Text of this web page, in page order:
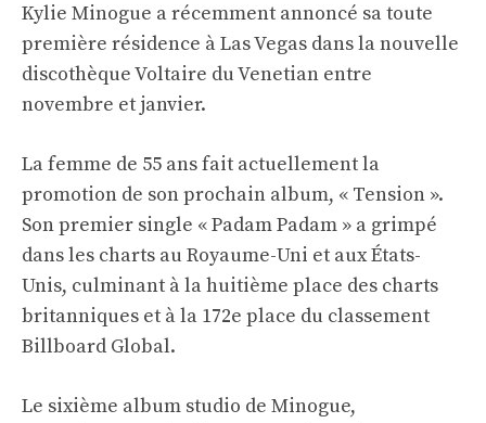
Kylie Minogue a récemment annoncé sa toute
première résidence à Las Vegas dans la nouvelle
discothèque Voltaire du Venetian entre
novembre et janvier.
La femme de 55 ans fait actuellement la
promotion de son prochain album, « Tension ».
Son premier single « Padam Padam » a grimpé
dans les charts au Royaume-Uni et aux États-
Unis, culminant à la huitième place des charts
britanniques et à la 172e place du classement
Billboard Global.
Le sixième album studio de Minogue,